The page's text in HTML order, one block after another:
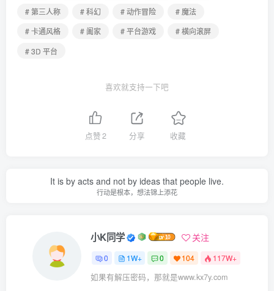
# 第三人称
# 科幻 # 动作冒险
# 魔法
# 卡通风格
# 阖家 # 平台游戏
# 横向滚屏
# 3D 平台
喜欢就支持一下吧
点赞2 分享 收藏
It is by acts and not by ideas that people live.
行动是根本，想法锦上添花
小K同学 关注
0 1W+ 0 104 117W+
如果有解压密码，那就是www.kx7y.com